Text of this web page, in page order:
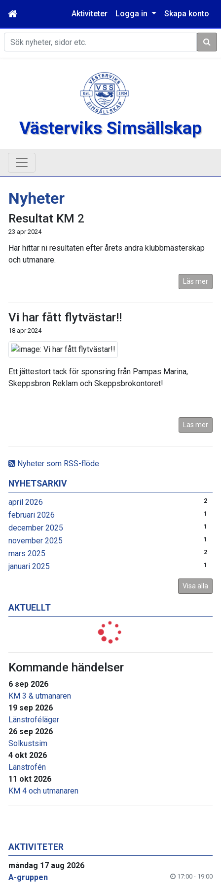
Aktiviteter Logga in Skapa konto
Sök
Västerviks Simsällskap
Nyheter som RSS-flöde
NYHETSARKIV
april 2026 2
februari 2026 1
december 2025 1
november 2025 1
mars 2025 2
januari 2025 1
Visa alla
AKTUELLT
Kommande händelser
6 sep 2026
KM 3 & utmanaren
19 sep 2026
Länstroféläger
26 sep 2026
Solkustsim
4 okt 2026
Länstrofén
11 okt 2026
KM 4 och utmanaren
Nyheter
Resultat KM 2
23 apr 2024
Här hittar ni resultaten efter årets andra klubbmästerskap
och utmanare.
Läs mer
Vi har fått flytvästar!!
18 apr 2024
Ett jättestort tack för sponsring från Pampas Marina,
Skeppsbron Reklam och Skeppsbrokontoret!
Läs mer
AKTIVITETER
måndag 17 aug 2026
A-gruppen
17:00 - 19:00